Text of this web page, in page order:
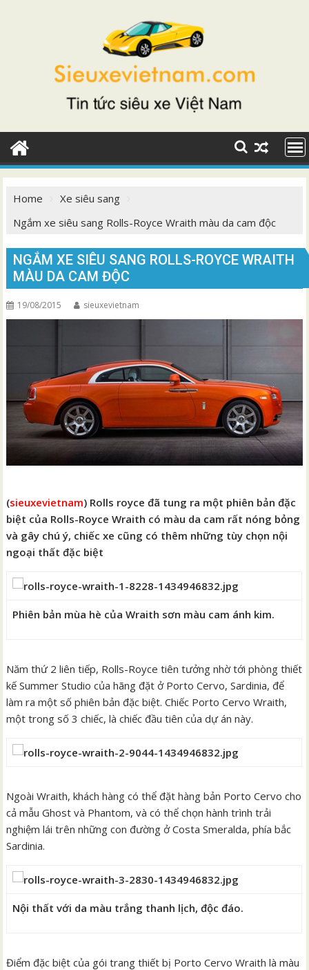
Home
Xe siêu sang
Ngắm xe siêu sang Rolls-Royce Wraith màu da cam độc
NGẮM XE SIÊU SANG ROLLS-ROYCE WRAITH
MÀU DA CAM ĐỘC
19/08/2015 sieuxevietnam
(sieuxevietnam) Rolls royce đã tung ra một phiên bản đặc
biệt của Rolls-Royce Wraith có màu da cam rất nóng bỏng
và gây chú ý, chiếc xe cũng có thêm những tùy chọn nội
ngoại thất đặc biệt
Phiên bản mùa hè của Wraith sơn màu cam ánh kim.
Năm thứ 2 liên tiếp, Rolls-Royce tiên tưởng nhờ tới phòng thiết
kế Summer Studio của hãng đặt ở Porto Cervo, Sardinia, để
làm ra một số phiên bản đặc biệt. Chiếc Porto Cervo Wraith,
một trong số 3 chiếc, là chiếc đầu tiên của dự án này.
Ngoài Wraith, khách hàng có thể đặt hàng bản Porto Cervo cho
cả mẫu Ghost và Phantom, và có thể chọn hành trình trải
nghiệm lái trên những con đường ở Costa Smeralda, phía bắc
Sardinia.
Nội thất với da màu trắng thanh lịch, độc đáo.
Điểm đặc biệt của gói trang thiết bị Porto Cervo Wraith là màu